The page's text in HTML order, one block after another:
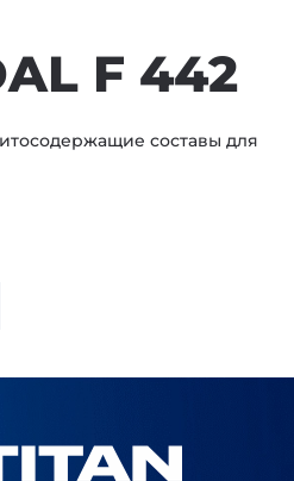
F 442
составы для